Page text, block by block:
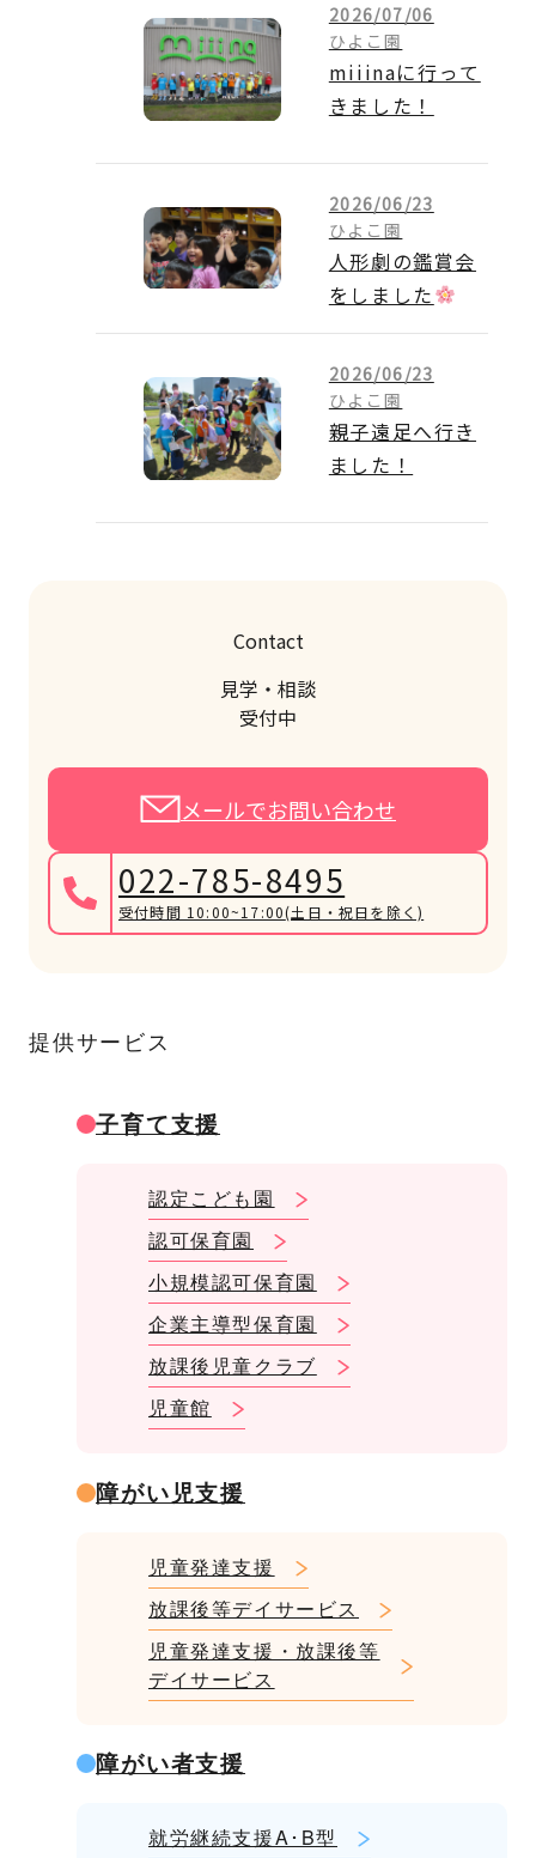
2026/07/06
ひよこ園
miiinaに行って
きました！
2026/06/23
ひよこ園
人形劇の鑑賞会
をしました
2026/06/23
ひよこ園
親子遠足へ行き
ました！
Contact
見学・相談
受付中
メールでお問い合わせ
022-785-8495
受付時間 10:00~17:00(土日・祝日を除く)
提供サービス
子育て支援
認定こども園
認可保育園
小規模認可保育園
企業主導型保育園
放課後児童クラブ
児童館
障がい児支援
児童発達支援
放課後等デイサービス
児童発達支援・放課後等
デイサービス
障がい者支援
就労継続支援A･B型